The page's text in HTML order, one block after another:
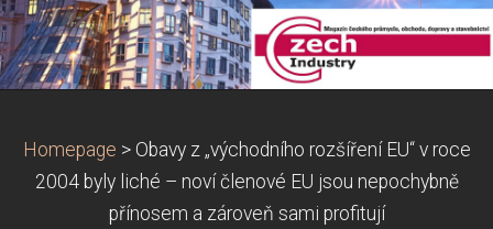
Homepage > Obavy z „východního rozšíření EU“ v roce
2004 byly liché – noví členové EU jsou nepochybně
přínosem a zároveň sami profitují